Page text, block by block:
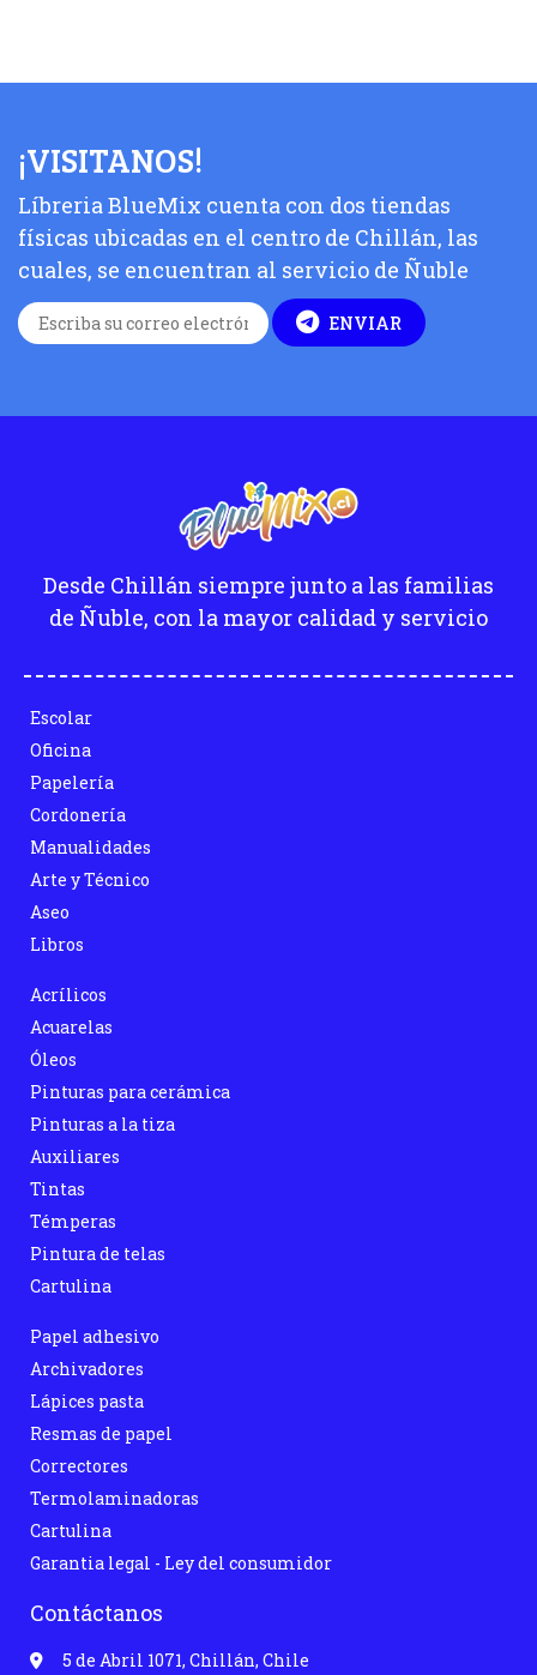
¡VISITANOS!
Líbreria BlueMix cuenta con dos tiendas
físicas ubicadas en el centro de Chillán, las
cuales, se encuentran al servicio de Ñuble
ENVIAR
Desde Chillán siempre junto a las familias
de Ñuble, con la mayor calidad y servicio
Escolar
Oficina
Papelería
Cordonería
Manualidades
Arte y Técnico
Aseo
Libros
Acrílicos
Acuarelas
Óleos
Pinturas para cerámica
Pinturas a la tiza
Auxiliares
Tintas
Témperas
Pintura de telas
Cartulina
Papel adhesivo
Archivadores
Lápices pasta
Resmas de papel
Correctores
Termolaminadoras
Cartulina
Garantia legal - Ley del consumidor
Contáctanos
5 de Abril 1071, Chillán, Chile